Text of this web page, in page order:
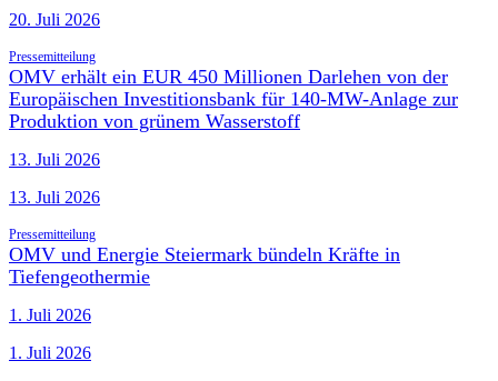
20. Juli 2026
Pressemitteilung
OMV erhält ein EUR 450 Millionen Darlehen von der
Europäischen Investitionsbank für 140-MW-Anlage zur
Produktion von grünem Wasserstoff
13. Juli 2026
13. Juli 2026
Pressemitteilung
OMV und Energie Steiermark bündeln Kräfte in
Tiefengeothermie
1. Juli 2026
1. Juli 2026